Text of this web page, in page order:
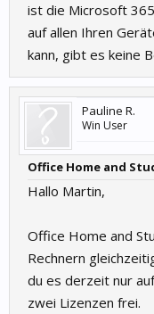
ist die Microsoft
auf allen Ihren
kann, gibt es keine
Pauline R.
Win User
Office Home and
Hallo Martin,
Office Home and
Rechnern
du es derzeit nur
zwei Lizenzen frei.